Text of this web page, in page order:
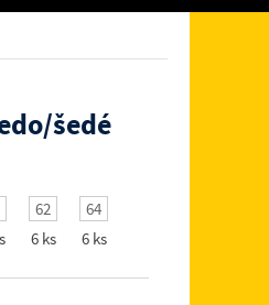
šedé
62
6 ks
64
6 ks